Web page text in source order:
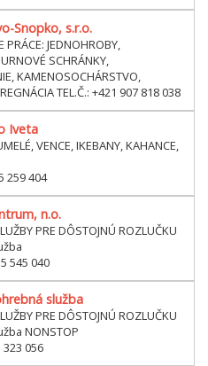
Snopko, s.r.o.
PRÁCE: JEDNOHROBY,
SCHRÁNKY,
KAMENOSOCHÁRSTVO,
TEL.Č.: +421 907 818 038
Iveta
VENCE, IKEBANY, KAHANCE,
259 404
n.o.
PRE DÔSTOJNÚ ROZLUČKU
545 040
služba
PRE DÔSTOJNÚ ROZLUČKU
NONSTOP
323 056